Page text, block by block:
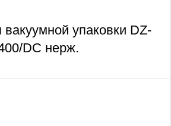
упаковки DZ-
DC нерж.